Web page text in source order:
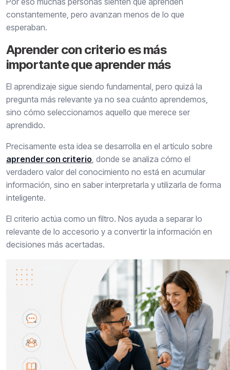
constantemente, pero avanzan menos de lo que
esperaban.
Aprender con criterio es más
importante que aprender más
El aprendizaje sigue siendo fundamental, pero quizá la
pregunta más relevante ya no sea cuánto aprendemos,
sino cómo seleccionamos aquello que merece ser
aprendido.
Precisamente esta idea se desarrolla en el artículo sobre
aprender con criterio, donde se analiza cómo el
verdadero valor del conocimiento no está en acumular
información, sino en saber interpretarla y utilizarla de forma
inteligente.
El criterio actúa como un filtro. Nos ayuda a separar lo
relevante de lo accesorio y a convertir la información en
decisiones más acertadas.